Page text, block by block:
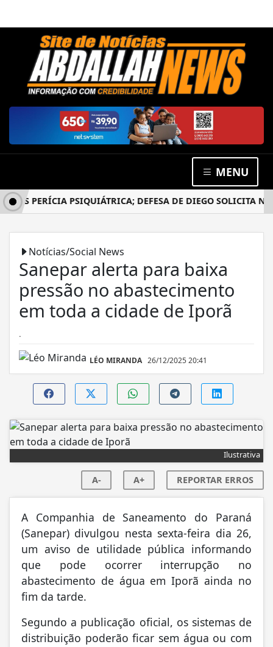
MENU
PERÍCIA PSIQUIÁTRICA; DEFESA DE DIEGO SOLICITA
Notícias/Social News
Sanepar alerta para baixa
pressão no abastecimento
em toda a cidade de Iporã
.
LÉO MIRANDA 26/12/2025 20:41
Ilustrativa
A- A+ REPORTAR ERROS
A Companhia de Saneamento do Paraná
(Sanepar) divulgou nesta sexta-feira dia 26,
um aviso de utilidade pública informando
que pode ocorrer interrupção no
abastecimento de água em Iporã ainda no
fim da tarde.
Segundo a publicação oficial, os sistemas de
distribuição poderão ficar sem água ou com